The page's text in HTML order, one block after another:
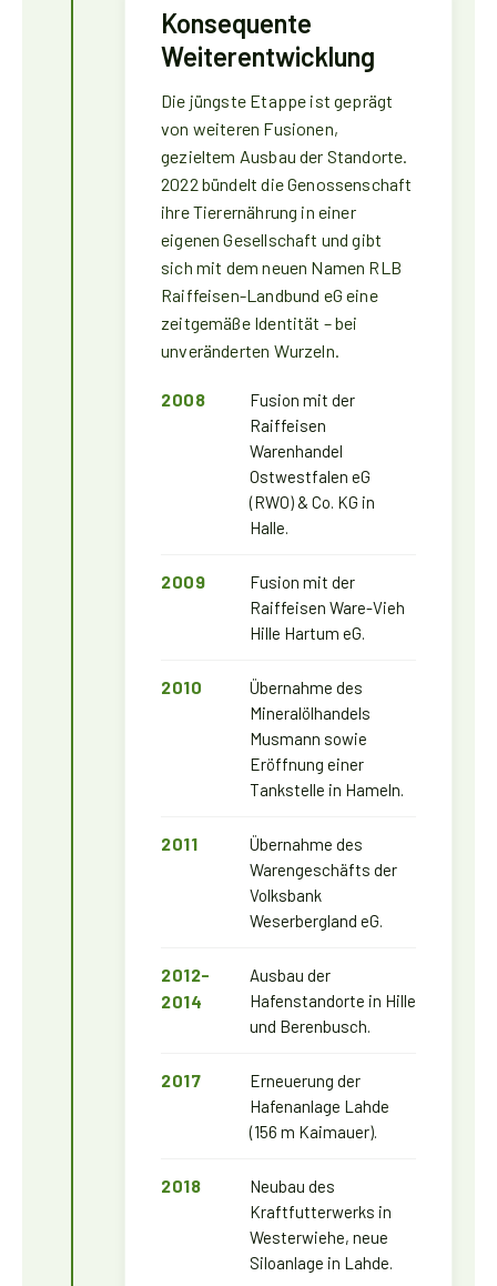
Konsequente
Weiterentwicklung
Die jüngste Etappe ist geprägt
von weiteren Fusionen,
gezieltem Ausbau der Standorte.
2022 bündelt die Genossenschaft
ihre Tierernährung in einer
eigenen Gesellschaft und gibt
sich mit dem neuen Namen RLB
Raiffeisen-Landbund eG eine
zeitgemäße Identität – bei
unveränderten Wurzeln.
2008
Fusion mit der
Raiffeisen
Warenhandel
Ostwestfalen eG
(RWO) & Co. KG in
Halle.
2009
Fusion mit der
Raiffeisen Ware-Vieh
Hille Hartum eG.
2010
Übernahme des
Mineralölhandels
Musmann sowie
Eröffnung einer
Tankstelle in Hameln.
2011
Übernahme des
Warengeschäfts der
Volksbank
Weserbergland eG.
2012-
2014
Ausbau der
Hafenstandorte in Hille
und Berenbusch.
2017
Erneuerung der
Hafenanlage Lahde
(156 m Kaimauer).
2018
Neubau des
Kraftfutterwerks in
Westerwiehe, neue
Siloanlage in Lahde.